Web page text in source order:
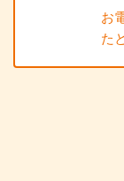
お
た